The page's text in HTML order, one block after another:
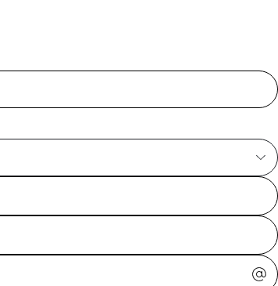
Meus pedidos
seus pedidos e